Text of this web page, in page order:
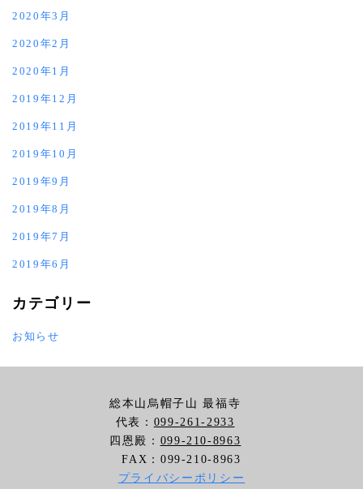
2020年3月
2020年2月
2020年1月
2019年12月
2019年11月
2019年10月
2019年9月
2019年8月
2019年7月
2019年6月
カテゴリー
お知らせ
総本山烏帽子山 最福寺
代表： 099-261-2933
四恩殿： 099-210-8963
FAX：099-210-8963
プライバシーポリシー